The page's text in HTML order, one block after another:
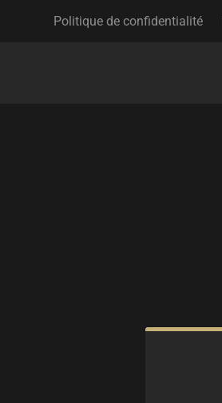
Politique de confidentialité